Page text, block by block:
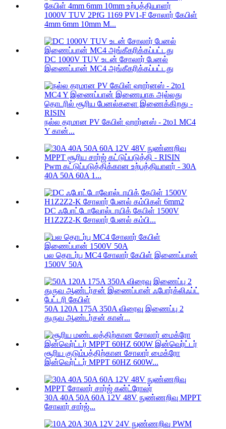
1000V TUV 2PfG 1169 PV1-F சோலார் கேபிள்
4mm 6mm 10mm M...
DC 1000V TUV உடன் சோலார் பேனல்
இணைப்பான் MC4 அங்கீகரிக்கப்பட்டது
நல்ல தரமான PV கேபிள் ஹார்னஸ் - 2to1 MC4
Y கான்...
Pwm கட்டுப்படுத்திக்கான உற்பத்தியாளர் - 30A
40A 50A 60A 1...
DC ஃபோட்டோவோல்டாயிக் கேபிள் 1500V
H1Z2Z2-K சோலார் பேனல் கம்பி...
பல தொடர்பு MC4 சோலார் கேபிள் இணைப்பான்
1500V 50A
50A 120A 175A 350A விரைவு இணைப்பு 2
துருவ ஆண்டர்சன் கான்...
சூரிய குடும்பத்திற்கான சோலார் மைக்ரோ
இன்வெர்ட்டர் MPPT 60HZ 600W...
30A 40A 50A 60A 12V 48V நுண்ணறிவு MPPT
சோலார் சார்ஜ்...